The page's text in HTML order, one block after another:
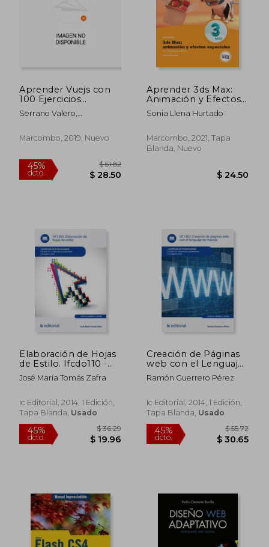
$ 19.66
45%
dcto.
$ 52.26
$ 28.74
Aprender Vuejs con
100 Ejercicios
Prácticos
Serrano Valero,
Ángel
Marcombo, 2019, Nuevo
Aprender 3ds Max:
Animación y Efectos
Especiales
Sonia Llena Hurtado
Marcombo, 2021, Tapa
Blanda, Nuevo
Elaboración de Hojas
de Estilo. Ifcdo110 -
Confección y
Publicación de
José María Tomás Zafra
Ic Editorial, 2014, 1 Edición,
Tapa Blanda, Usado
Creación de Páginas
web con el Lenguaje
de Marcas. Ifcd0110 -
Confección y
Páginas web
Ramón Guerrero Pérez
Ic Editorial, 2014, 1 Edición,
Tapa Blanda, Usado